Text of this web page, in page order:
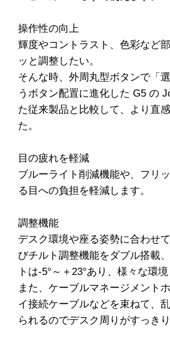
操作性の向上
輝度やコントラスト、色彩など
ッと調整したい。
そんな時、外周丸型ボタンで「
うボタン配置に進化した G5 の
た従来製品と比較して、より直
た。
目の疲れを軽減
ブルーライト削減機能や、フリ
る目への負担を軽減します。
調整機能
デスク環境や座る姿勢に合わせ
びチルト調整機能をダブル搭載
トは-5°～＋23°あり、様々な環
また、ケーブルマネージメント
イ接続ケーブルなどを束ねて、
られるのでデスク周りがすっき